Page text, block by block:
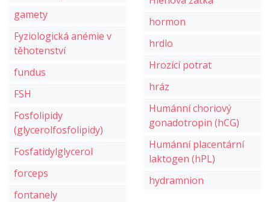
gamety
Fyziologická anémie v
těhotenství
fundus
FSH
Fosfolipidy
(glycerolfosfolipidy)
Fosfatidylglycerol
forceps
fontanely
hormon
hrdlo
Hrozící potrat
hráz
Humánní choriový
gonadotropin (hCG)
Humánní placentární
laktogen (hPL)
hydramnion